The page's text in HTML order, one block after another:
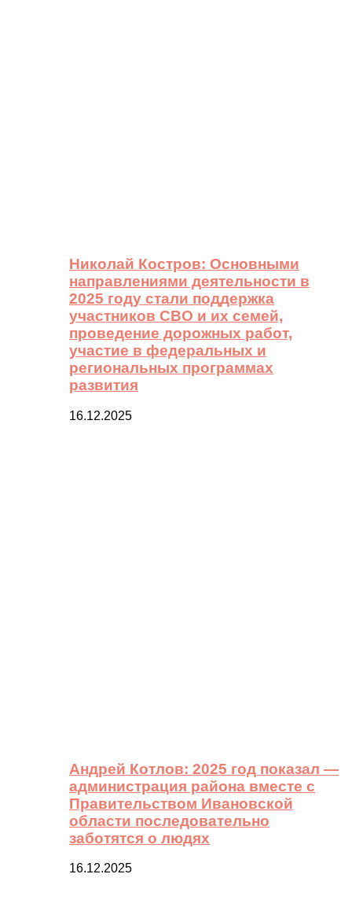
Николай Костров: Основными
направлениями деятельности в
2025 году стали поддержка
участников СВО и их семей,
проведение дорожных работ,
участие в федеральных и
региональных программах
развития
16.12.2025
Андрей Котлов: 2025 год показал —
администрация района вместе с
Правительством Ивановской
области последовательно
заботятся о людях
16.12.2025